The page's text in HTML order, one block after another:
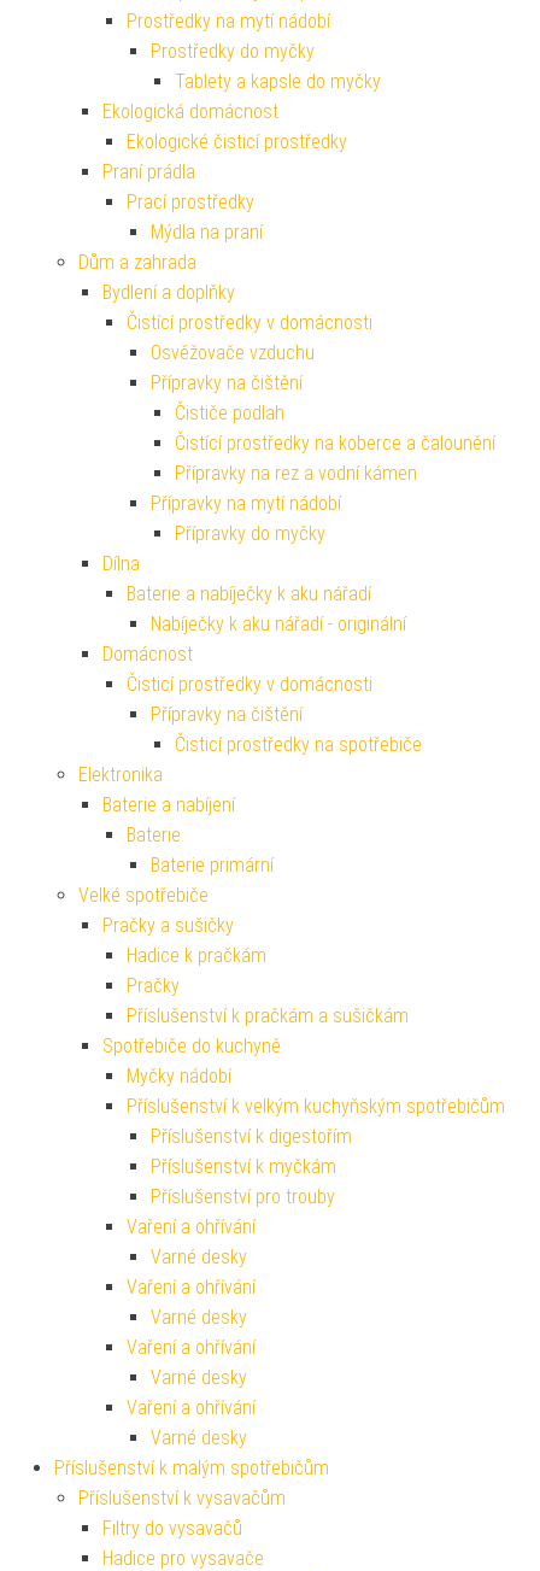
Prostředky na mytí nádobí
Prostředky do myčky
Tablety a kapsle do myčky
Ekologická domácnost
Ekologické čisticí prostředky
Praní prádla
Prací prostředky
Mýdla na praní
Dům a zahrada
Bydlení a doplňky
Čistící prostředky v domácnosti
Osvěžovače vzduchu
Přípravky na čištění
Čističe podlah
Čistící prostředky na koberce a čalounění
Přípravky na rez a vodní kámen
Přípravky na mytí nádobí
Přípravky do myčky
Dílna
Baterie a nabíječky k aku nářadí
Nabíječky k aku nářadí - originální
Domácnost
Čisticí prostředky v domácnosti
Přípravky na čištění
Čisticí prostředky na spotřebiče
Elektronika
Baterie a nabíjení
Baterie
Baterie primární
Velké spotřebiče
Pračky a sušičky
Hadice k pračkám
Pračky
Příslušenství k pračkám a sušičkám
Spotřebiče do kuchyně
Myčky nádobí
Příslušenství k velkým kuchyňským spotřebičům
Příslušenství k digestořím
Příslušenství k myčkám
Příslušenství pro trouby
Vaření a ohřívání
Varné desky
Vaření a ohřívání
Varné desky
Vaření a ohřívání
Varné desky
Vaření a ohřívání
Varné desky
Příslušenství k malým spotřebičům
Příslušenství k vysavačům
Filtry do vysavačů
Hadice pro vysavače